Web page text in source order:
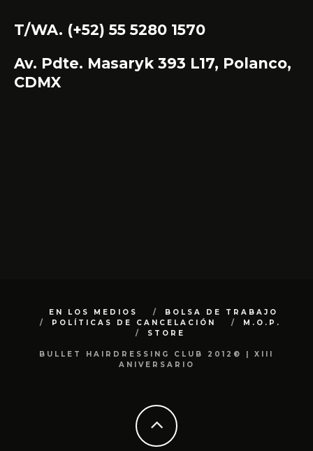
T/WA. (+52) 55 5280 1570
Av. Pdte. Masaryk 393 L17, Polanco,
CDMX
EN LOS MEDIOS
BOLSA DE TRABAJO
POLÍTICAS DE CANCELACIÓN
M.O.P.
STORE
BULLET HAIRDRESSING CLUB 2012© | XIII
ANIVERSARIO